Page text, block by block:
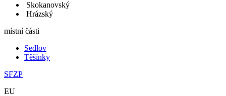
Skokanovský
Hrázský
místní části
Sedlov
Těšínky
SFZP
EU